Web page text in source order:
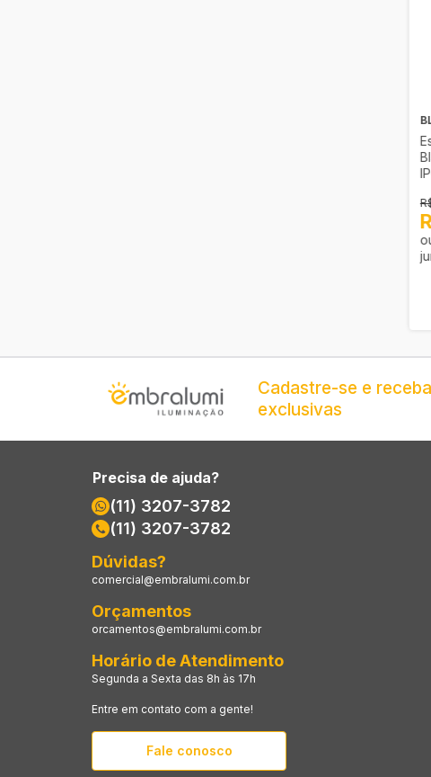
Cadastre-se e
exclusivas
Precisa de ajuda?
(11) 3207-3782
(11) 3207-3782
Dúvidas?
comercial@embralumi.com.br
Orçamentos
orcamentos@embralumi.com.br
Horário de Atendimento
Segunda a Sexta das 8h às 17h
Entre em contato com a gente!
Fale conosco